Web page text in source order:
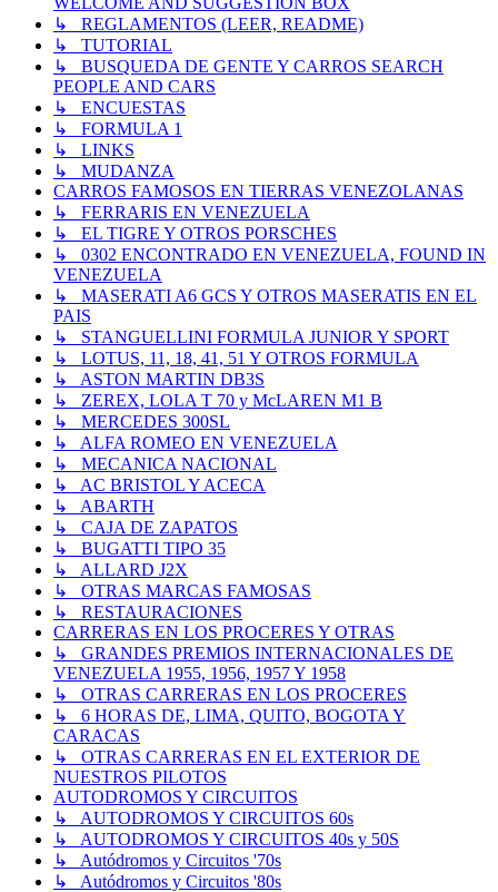
↳ REGLAMENTOS (LEER, README)
↳ TUTORIAL
↳ BUSQUEDA DE GENTE Y CARROS SEARCH
PEOPLE AND CARS
↳ ENCUESTAS
↳ FORMULA 1
↳ LINKS
↳ MUDANZA
CARROS FAMOSOS EN TIERRAS VENEZOLANAS
↳ FERRARIS EN VENEZUELA
↳ EL TIGRE Y OTROS PORSCHES
↳ 0302 ENCONTRADO EN VENEZUELA, FOUND IN
VENEZUELA
↳ MASERATI A6 GCS Y OTROS MASERATIS EN EL
PAIS
↳ STANGUELLINI FORMULA JUNIOR Y SPORT
↳ LOTUS, 11, 18, 41, 51 Y OTROS FORMULA
↳ ASTON MARTIN DB3S
↳ ZEREX, LOLA T 70 y McLAREN M1 B
↳ MERCEDES 300SL
↳ ALFA ROMEO EN VENEZUELA
↳ MECANICA NACIONAL
↳ AC BRISTOL Y ACECA
↳ ABARTH
↳ CAJA DE ZAPATOS
↳ BUGATTI TIPO 35
↳ ALLARD J2X
↳ OTRAS MARCAS FAMOSAS
↳ RESTAURACIONES
CARRERAS EN LOS PROCERES Y OTRAS
↳ GRANDES PREMIOS INTERNACIONALES DE
VENEZUELA 1955, 1956, 1957 Y 1958
↳ OTRAS CARRERAS EN LOS PROCERES
↳ 6 HORAS DE, LIMA, QUITO, BOGOTA Y
CARACAS
↳ OTRAS CARRERAS EN EL EXTERIOR DE
NUESTROS PILOTOS
AUTODROMOS Y CIRCUITOS
↳ AUTODROMOS Y CIRCUITOS 60s
↳ AUTODROMOS Y CIRCUITOS 40s y 50S
↳ Autódromos y Circuitos '70s
↳ Autódromos y Circuitos '80s